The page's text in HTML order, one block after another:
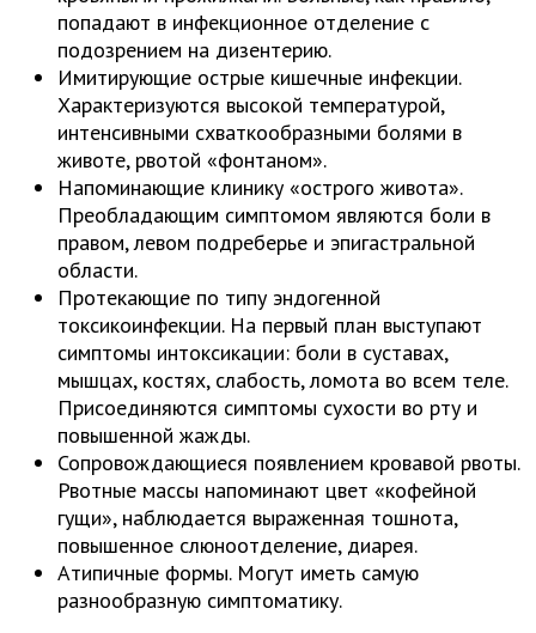
попадают в инфекционное отделение с
подозрением на дизентерию.
Имитирующие острые кишечные инфекции.
Характеризуются высокой температурой,
интенсивными схваткообразными болями в
животе, рвотой «фонтаном».
Напоминающие клинику «острого живота».
Преобладающим симптомом являются боли в
правом, левом подреберье и эпигастральной
области.
Протекающие по типу эндогенной
токсикоинфекции. На первый план выступают
симптомы интоксикации: боли в суставах,
мышцах, костях, слабость, ломота во всем теле.
Присоединяются симптомы сухости во рту и
повышенной жажды.
Сопровождающиеся появлением кровавой рвоты.
Рвотные массы напоминают цвет «кофейной
гущи», наблюдается выраженная тошнота,
повышенное слюноотделение, диарея.
Атипичные формы. Могут иметь самую
разнообразную симптоматику.